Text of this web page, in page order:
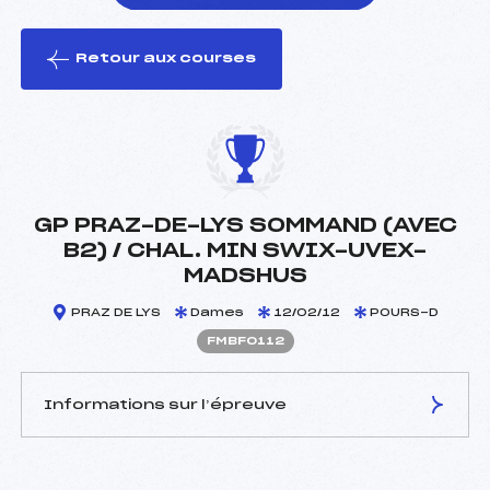
le ski
Retour aux courses
GP PRAZ-DE-LYS SOMMAND (AVEC
B2) / CHAL. MIN SWIX-UVEX-
MADSHUS
PRAZ DE LYS Dames 12/02/12 POURS-D
FMBF0112
Informations sur l’épreuve